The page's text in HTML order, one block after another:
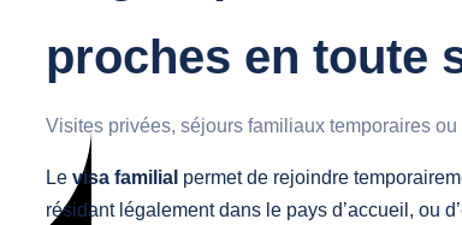
proches en toute
Visites privées, séjours familiaux temporaires
Levisa familial permet de rejoindre
résidant légalement dans le pays d’accueil, ou